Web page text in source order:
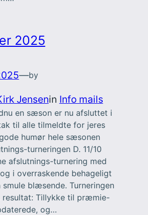
2025
—by
Jensenin Info mails
en sæson er nu afsluttet i
til alle tilmeldte for jeres
humør hele sæsonen
turneringen D. 11/10
afslutnings-turnering med
i overraskende behageligt
smule blæsende. Turneringen
resultat: Tillykke til præmie-
og…